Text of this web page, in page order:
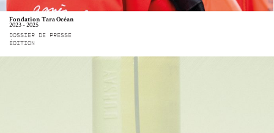
Fondation Tara Océan
2023 - 2025
DOSSIER DE PRESSE
ÉDITION